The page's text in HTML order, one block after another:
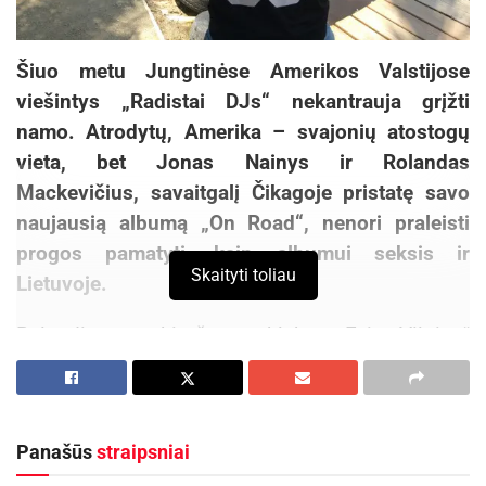
Šiuo metu Jungtinėse Amerikos Valstijose
viešintys „Radistai DJs“ nekantrauja grįžti
namo. Atrodytų, Amerika – svajonių atostogų
vieta, bet Jonas Nainys ir Rolandas
Mackevičius, savaitgalį Čikagoje pristatę savo
naujausią albumą „On Road“, nenori praleisti
progos pamatyti, kaip albumui seksis ir
Lietuvoje.
Balandį sausakimšame klube „Exit Vilnius“
didžėjų muzikos gerbėjai naujausius „Radistai
DJs“ kūrinius sutiko itin karštai. Jau gegužės 19-
Lietuvos „Statoil“ degalines, o vos nusileidę
Skaityti toliau
Panašūsstraipsniai